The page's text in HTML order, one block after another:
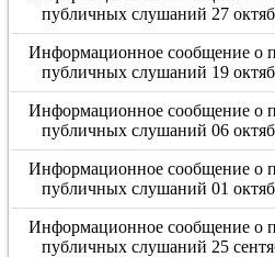
публичных слушаний 27
Информационное сообщение о
публичных слушаний 19
Информационное сообщение о
публичных слушаний 06
Информационное сообщение о
публичных слушаний 01
Информационное сообщение о
публичных слушаний 25